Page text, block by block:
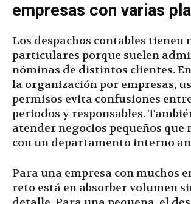
empresas con varias
Los despachos contables tienen
particulares porque suelen
nóminas de distintos clientes. En
la organización por empresas,
permisos evita confusiones
periodos y responsables.
atender negocios pequeños que
con un departamento interno
Para una empresa con muchos
reto está en absorber volumen